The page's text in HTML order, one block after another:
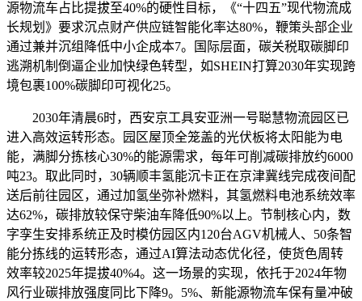
源物流车占比提拔至40%的硬性目标，《“十四五”现代物流成
长规划》要求沉点财产供应链智能化率达80%，鞭策头部企业
通过兼并沉组降低中小企成本7。国际层面，碳关税取碳脚印
逃溯机制倒逼企业加快绿色转型，如SHEIN打算2030年实现跨
境包裹100%碳脚印可视化25。
2030年清晨6时，西安京工具安亚洲一号聪慧物流园区已
进入高效运转形态。园区屋顶全笼盖的光伏板将太阳能为电
能，满脚分拣核心30%的能源需求，每年可削减碳排放约6000
吨23。取此同时，30辆顺丰氢能沉卡正在京津冀线完成夜间配
送后前往园区，通过加氢坐弥补燃料，其氢燃料电池系统效率
达62%，碳排放较保守柴油车降低90%以上。节制核心内，数
字孪生安排系统正及时模仿园区内120台AGV机械人、50条智
能分拣线的运转形态，通过AI算法动态优化径，使货色周转
效率较2025年提拔40%4。这一场景的实现，依托于2024年物
风行业碳排放强度同比下降9。5%、新能源物流车保有量冲破